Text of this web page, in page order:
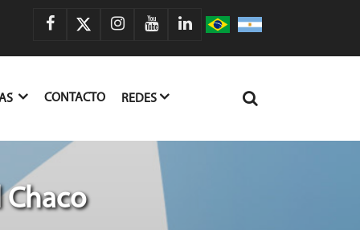
CONTACTO REDES